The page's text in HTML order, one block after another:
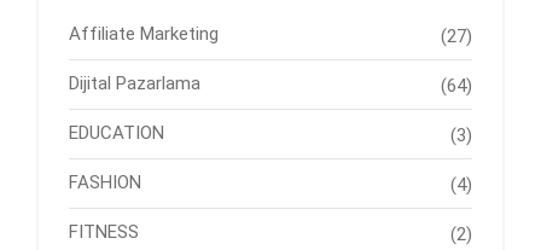
Affiliate Marketing (27)
Dijital Pazarlama (64)
EDUCATION (3)
FASHION (4)
FITNESS (2)